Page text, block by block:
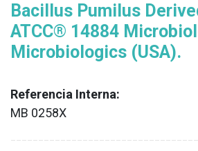
Bacillus Pumilus
ATCC® 14884
Microbiologics (USA).
Referencia Interna:
MB 0258X